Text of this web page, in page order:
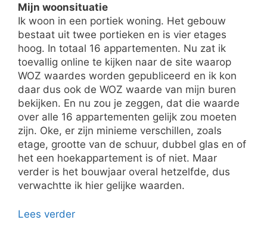
Mijn woonsituatie
Ik woon in een portiek woning. Het gebouw
bestaat uit twee portieken en is vier etages
hoog. In totaal 16 appartementen. Nu zat ik
toevallig online te kijken naar de site waarop
WOZ waardes worden gepubliceerd en ik kon
daar dus ook de WOZ waarde van mijn buren
bekijken. En nu zou je zeggen, dat die waarde
over alle 16 appartementen gelijk zou moeten
zijn. Oke, er zijn minieme verschillen, zoals
etage, grootte van de schuur, dubbel glas en of
het een hoekappartement is of niet. Maar
verder is het bouwjaar overal hetzelfde, dus
verwachtte ik hier gelijke waarden.
Lees verder